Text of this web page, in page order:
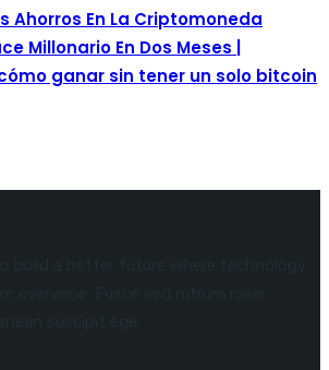
Ahorros En La Criptomoneda
Millonario En Dos Meses |
ganar sin tener un solo bitcoin